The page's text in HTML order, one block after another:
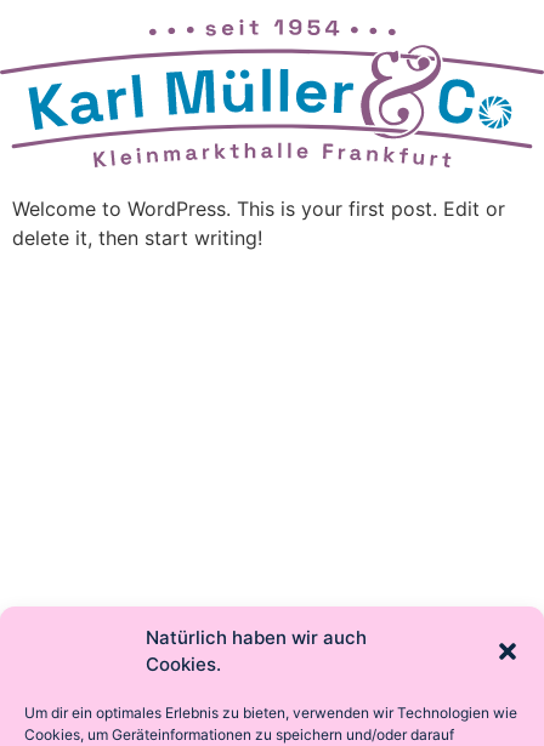
Natürlich haben wir auch
Cookies.
Um dir ein optimales Erlebnis zu bieten, verwenden wir Technologien wie
Cookies, um Geräteinformationen zu speichern und/oder darauf
springen
Welcome to WordPress. This is your first post. Edit or
delete it, then start writing!